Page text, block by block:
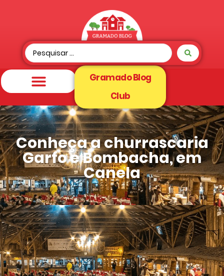
Gramado Blog
Club
Conheça a churrascaria
Garfo e Bombacha, em
Canela